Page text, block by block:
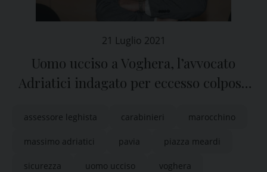
21 Luglio 2021
Uomo ucciso a Voghera, l’avvocato
Adriatici indagato per eccesso colposo
assessore leghista carabinieri marocchino
massimo adriatici pavia piazza meardi
sicurezza uomo ucciso voghera